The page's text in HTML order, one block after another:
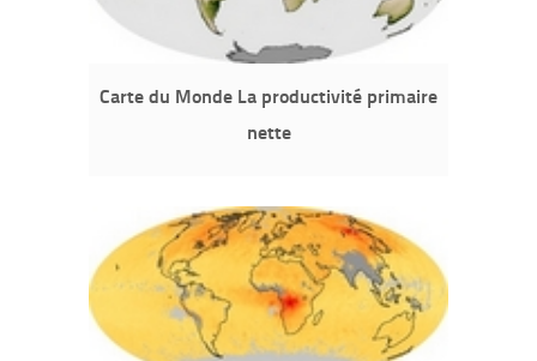
Carte du Monde La productivité primaire
nette